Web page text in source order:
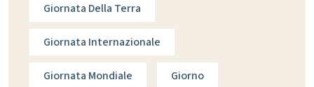
Giornata Della Terra
Giornata Internazionale
Giornata Mondiale Giorno